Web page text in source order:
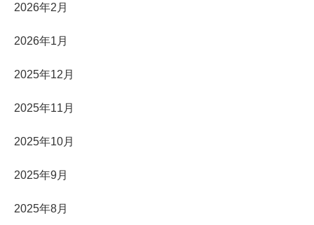
2026年2月
2026年1月
2025年12月
2025年11月
2025年10月
2025年9月
2025年8月